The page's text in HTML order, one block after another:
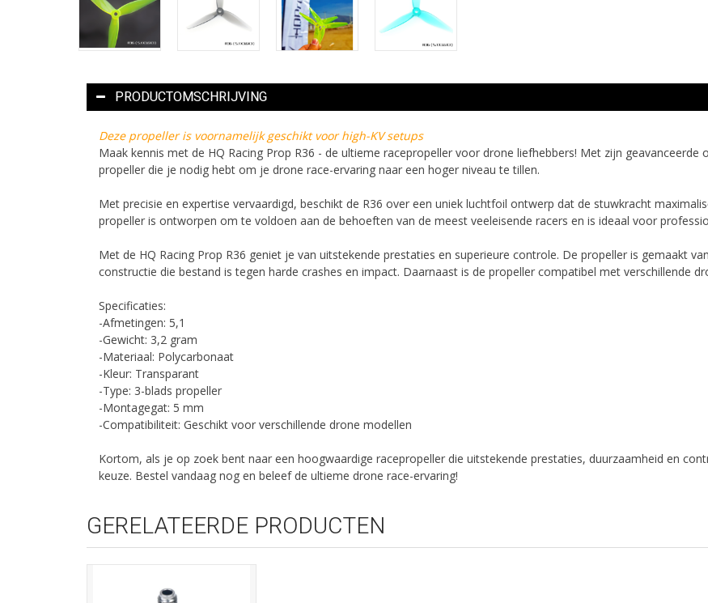
PRODUCTOMSCHRIJVING
Deze propeller is voornamelijk geschikt voor high-KV setups
Maak kennis met de HQ Racing Prop R36 - de ultieme racepropeller voor drone liefhebbers! Met zijn
propeller die je nodig hebt om je drone race-ervaring naar een hoger niveau te tillen.
Met precisie en expertise vervaardigd, beschikt de R36 over een uniek luchtfoil ontwerp dat de stuwkracht
propeller is ontworpen om te voldoen aan de behoeften van de meest veeleisende racers en is ideaal voor
Met de HQ Racing Prop R36 geniet je van uitstekende prestaties en superieure controle. De propeller is gemaakt
constructie die bestand is tegen harde crashes en impact. Daarnaast is de propeller compatibel met verschillende
Specificaties:
-Afmetingen: 5,1
-Gewicht: 3,2 gram
-Materiaal: Polycarbonaat
-Kleur: Transparant
-Type: 3-blads propeller
-Montagegat: 5 mm
-Compatibiliteit: Geschikt voor verschillende drone modellen
Kortom, als je op zoek bent naar een hoogwaardige racepropeller die uitstekende prestaties, duurzaamheid en
keuze. Bestel vandaag nog en beleef de ultieme drone race-ervaring!
GERELATEERDE PRODUCTEN